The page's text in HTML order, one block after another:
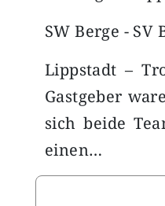
SW Berge - SV
Lippstadt –
Gastgeber
sich beide
einen…